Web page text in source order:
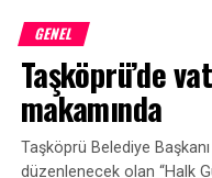
koridorunu kurdular. Allah
“Ben, kitapsız
uyuyamam”
GENEL
Taşköprü’de
makamında
Taşköprü Belediye
düzenlenecek olan “Halk